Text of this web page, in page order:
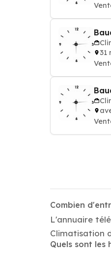
31
Combien
L'annuaire
Climatisation
Quels sont les